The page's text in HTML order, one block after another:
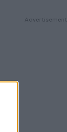
Advertisement